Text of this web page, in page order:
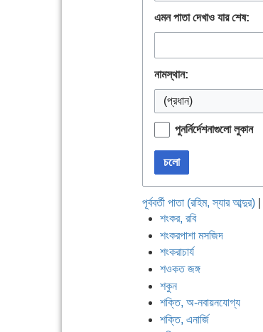
এমন পাতা দেখাও যার শেষ:
নামস্থান:
(প্রধান)
পুনর্নির্দেশনাগুলো লুকান
চলো
পূর্ববর্তী পাতা (রহিম, স্যার আব্দুর)|
শংকর, রবি
শংকরপাশা মসজিদ
শংকরাচার্য
শওকত জঙ্গ
শকুন
শক্তি, অ-নবায়নযোগ্য
শক্তি, এনার্জি